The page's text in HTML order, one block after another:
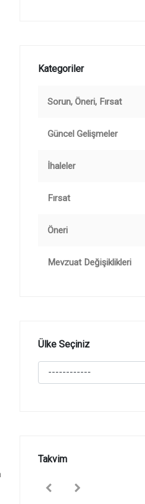
Kategoriler
Sorun, Öneri, Fırsat
Güncel Gelişmeler
İhaleler
Fırsat
Öneri
Mevzuat Değişiklikleri
Ülke Seçiniz
Takvim